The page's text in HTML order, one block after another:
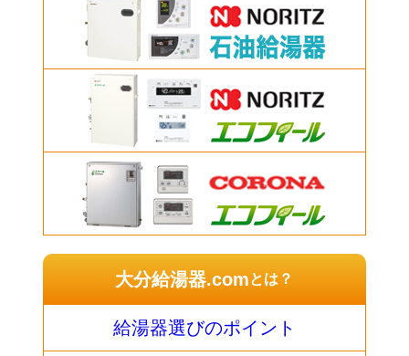
大分給湯器.comとは？
給湯器選びのポイント